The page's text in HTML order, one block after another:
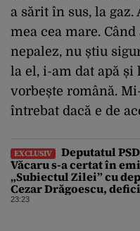
a sărit în sus, la
mea cea mare.
nepalez, nu știu
la el, i-am dat apă
vorbește română.
întrebat dacă e de
EXCLUSIV
Deputatul
Văcaru s-a certat în
„Subiectul Zilei” cu
Cezar Drăgoescu,
motivul scandalului
23:23